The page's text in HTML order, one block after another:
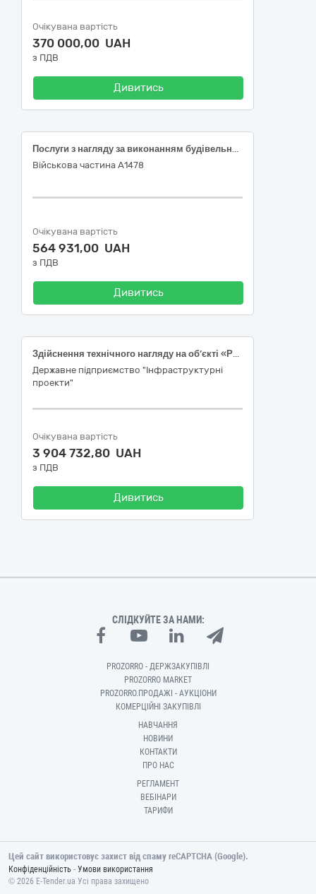
Очікувана вартість
370 000,00 UAH
з ПДВ
Дивитись
Послуги з нагляду за виконанням будівельних робіт
Військова частина А1478
Очікувана вартість
564 931,00 UAH
з ПДВ
Дивитись
Здійснення технічного нагляду на об’єкті «Реконструкція автомобільної дороги М-06 Київ – Чоп (на Будапешт через Львів, Мукачеве, Ужгород) на ділянці км 129,6 – км 151,73, Житомирська область. Коригування (I черга будівництва)
Державне підприємство "Інфраструктурні
проекти"
Очікувана вартість
3 904 732,80 UAH
з ПДВ
Дивитись
СЛІДКУЙТЕ ЗА НАМИ:
PROZORRO - ДЕРЖЗАКУПІВЛІ
PROZORRO MARKET
PROZORRO.ПРОДАЖІ - АУКЦІОНИ
КОМЕРЦІЙНІ ЗАКУПІВЛІ
НАВЧАННЯ
НОВИНИ
КОНТАКТИ
ПРО НАС
РЕГЛАМЕНТ
ВЕБІНАРИ
ТАРИФИ
Цей сайт використовує захист від спаму reCAPTCHA (Google).
Конфіденційність - Умови використання
© 2026 E-Tender.ua Усі права захищено